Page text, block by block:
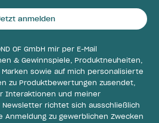
anmelden
OF GmbH mir per E-Mail
& Gewinnspiele, Produktneuheiten,
sowie auf mich personalisierte
zu Produktbewertungen zusendet,
Interaktionen und meiner
Newsletter richtet sich ausschließlich
Anmeldung zu gewerblichen Zwecken